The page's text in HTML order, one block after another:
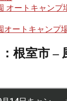
オートキャンプ
オートキャンプ
根室市 –